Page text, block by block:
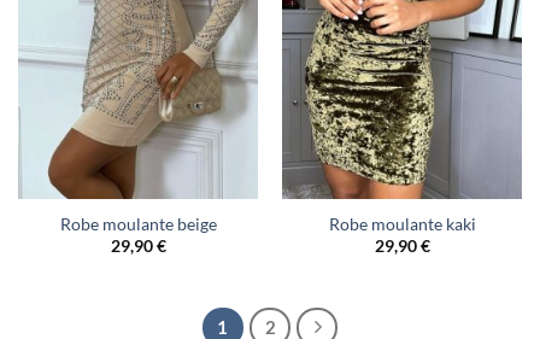
Robe moulante beige
29,90€
Robe moulante kaki
29,90€
1 2